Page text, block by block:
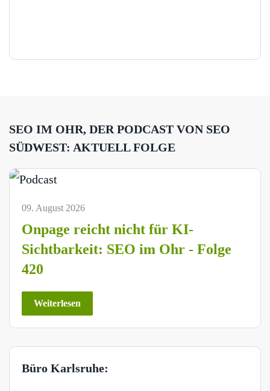
SEO IM OHR, DER PODCAST VON SEO
SÜDWEST: AKTUELL FOLGE
09. August 2026
Onpage reicht nicht für KI-
Sichtbarkeit: SEO im Ohr - Folge
420
Weiterlesen
Büro Karlsruhe: